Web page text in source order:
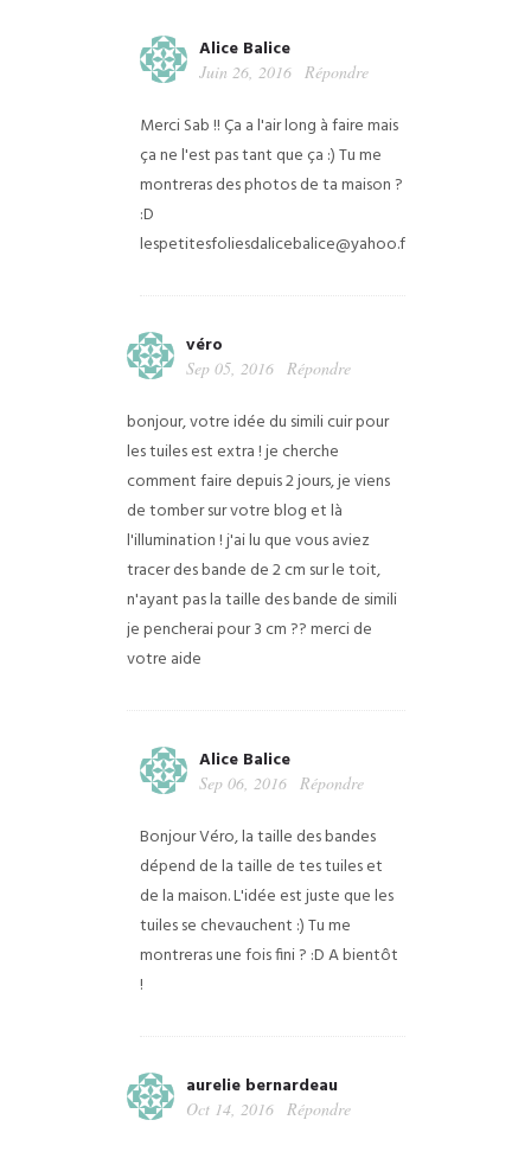
Alice Balice
Juin 26, 2016 Répondre
Merci Sab !! Ça a l'air long à faire mais
ça ne l'est pas tant que ça :) Tu me
montreras des photos de ta maison ?
:D
lespetitesfoliesdalicebalice@yahoo.fr
véro
Sep 05, 2016 Répondre
bonjour, votre idée du simili cuir pour
les tuiles est extra ! je cherche
comment faire depuis 2 jours, je viens
de tomber sur votre blog et là
l'illumination !j'ai lu que vous aviez
tracer des bande de 2 cm sur le toit,
n'ayant pas la taille des bande de simili
je pencherai pour 3 cm ??merci de
votre aide
Alice Balice
Sep 06, 2016 Répondre
Bonjour Véro, la taille des bandes
dépend de la taille de tes tuiles et
de la maison. L'idée est juste que les
tuiles se chevauchent :) Tu me
montreras une fois fini ? :D A bientôt
!
aurelie bernardeau
Oct 14, 2016 Répondre